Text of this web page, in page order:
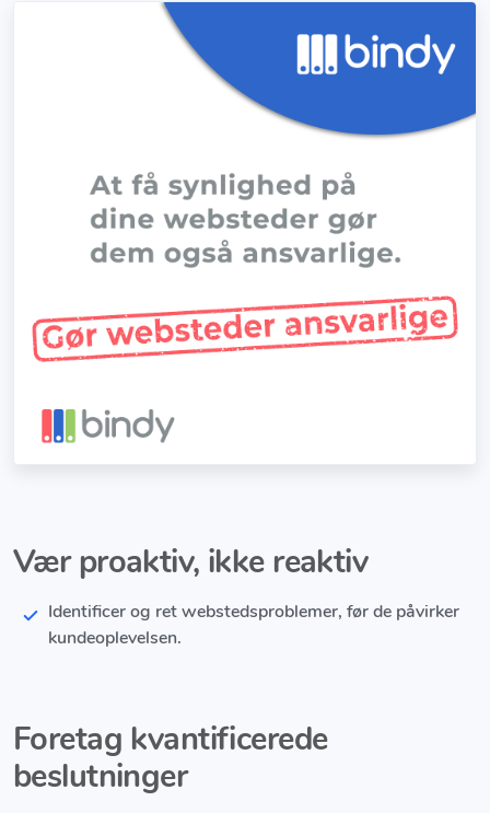
Vær proaktiv, ikke reaktiv
Identificer og ret webstedsproblemer, før de påvirker
kundeoplevelsen.
Foretag kvantificerede
beslutninger